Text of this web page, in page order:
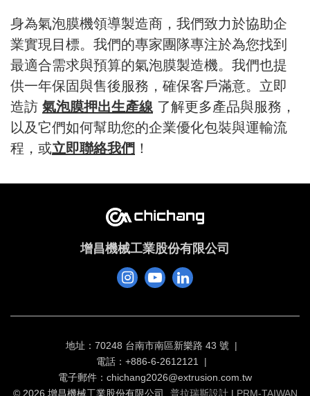
身為氣泡膜機領導製造商，我們致力於協助企
業實現目標。我們的專家團隊專注於為您找到
最適合需求與預算的氣泡膜製造機。我們也提
供一年保固與售後服務，確保客戶滿意。立即
造訪 氣泡膜押出生產線 了解更多產品與服務，
以及它們如何幫助您的企業優化包裝與運輸流
程，或立即聯絡我們 ！
增昌機械工業股份有限公司
地址：70248 台南市南區新樂路 43 號
電話：+886-6-2612121
電子郵件： chichang2026@extrusion.com.tw
© 2026 增昌機械工業股份有限公司
普拉瑞斯設計| PRM-TAIWAN